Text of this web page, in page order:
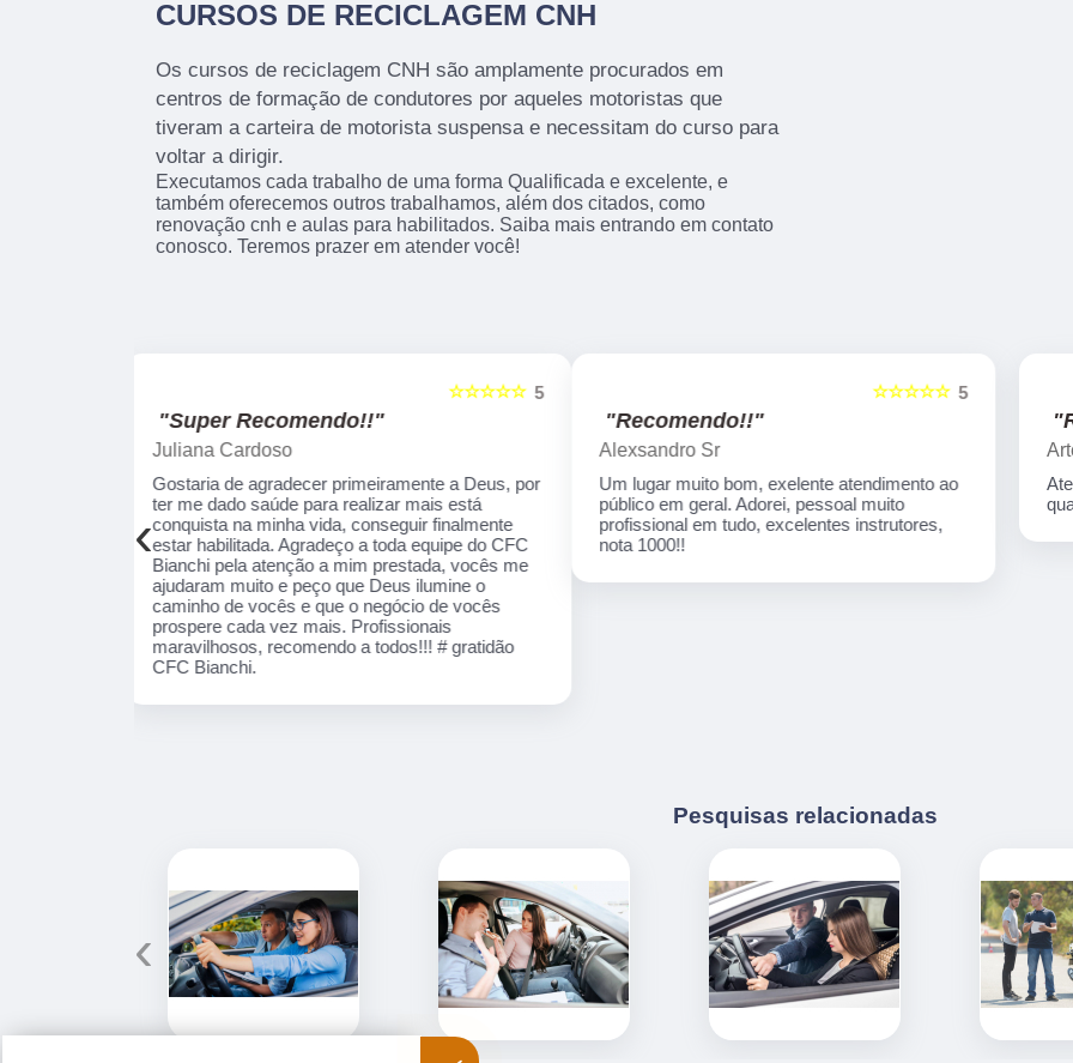
CURSOS DE RECICLAGEM CNH
Os cursos de reciclagem CNH são amplamente procurados em
centros de formação de condutores por aqueles motoristas que
tiveram a carteira de motorista suspensa e necessitam do curso para
voltar a dirigir.
Executamos cada trabalho de uma forma Qualificada e excelente, e
também oferecemos outros trabalhamos, além dos citados, como
renovação cnh e aulas para habilitados. Saiba mais entrando em contato
conosco. Teremos prazer em atender você!
5
☆☆☆☆☆
"Recomendo!!"
Alexsandro Sr
Um lugar muito bom, exelente atendimento ao
público em geral. Adorei, pessoal muito
profissional em tudo, excelentes instrutores,
nota 1000!!
☆☆☆☆☆
"Recomendo!!"
Artecom informatica
Atendimento especial, professores
qualificados, serviços de qualidade.
‹
Pesquisas relacionadas
‹